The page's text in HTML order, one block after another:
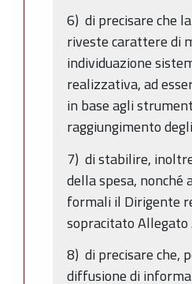
6) di precisare che
riveste carattere di
individuazione
realizzativa, ad
in base agli
raggiungimento
7) di stabilire,
della spesa,
formali il Dirigente
sopracitato Allegato
8) di precisare che,
diffusione di